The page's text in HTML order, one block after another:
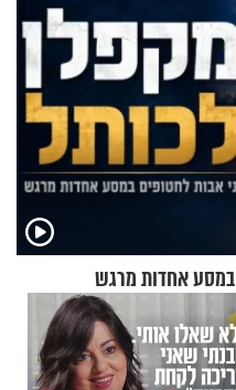
במסע אחדות מרגש